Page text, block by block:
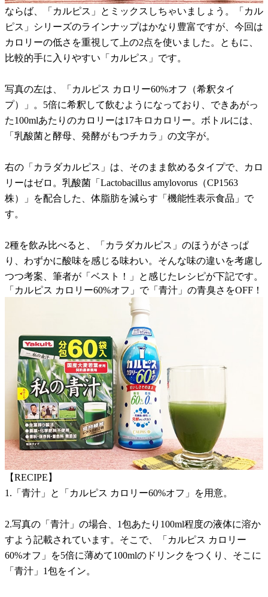
ならば、「カルピス」とミックスしちゃいましょう。「カル
ピス」シリーズのラインナップはかなり豊富ですが、今回は
カロリーの低さを重視して上の2点を使いました。ともに、
比較的手に入りやすい「カルピス」です。
写真の左は、「カルピス カロリー60%オフ（希釈タイ
プ）」。5倍に希釈して飲むようになっており、できあがっ
た100mlあたりのカロリーは17キロカロリー。ボトルには、
「乳酸菌と酵母、発酵がもつチカラ」の文字が。
右の「カラダカルピス」は、そのまま飲めるタイプで、カロ
リーはゼロ。乳酸菌「Lactobacillus amylovorus（CP1563
株）」を配合した、体脂肪を減らす「機能性表示食品」で
す。
2種を飲み比べると、「カラダカルピス」のほうがさっぱ
り、わずかに酸味を感じる味わい。そんな味の違いを考慮し
つつ考案、筆者が「ベスト！」と感じたレシピが下記です。
「カルピス カロリー60%オフ」で「青汁」の青臭さをOFF！
【RECIPE】
1.「青汁」と「カルピス カロリー60%オフ」を用意。
2.写真の「青汁」の場合、1包あたり100ml程度の液体に溶か
すよう記載されています。そこで、「カルピス カロリー
60%オフ」を5倍に薄めて100mlのドリンクをつくり、そこに
「青汁」1包をイン。